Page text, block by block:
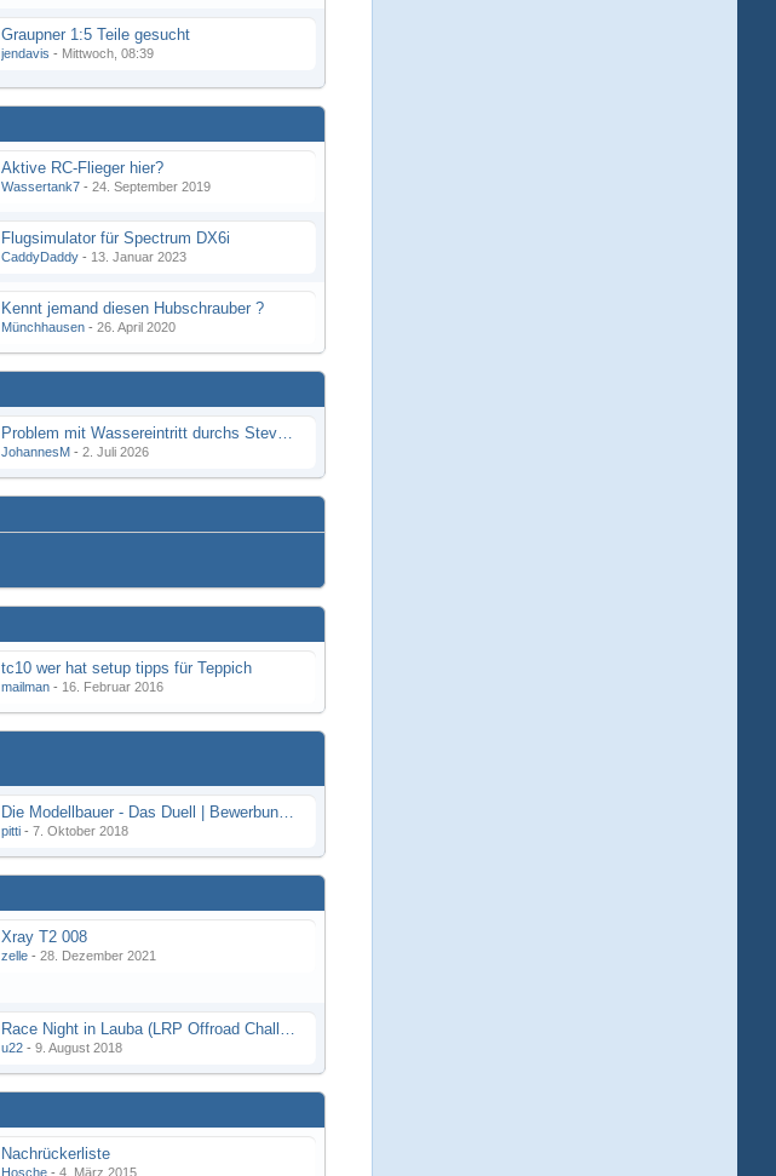
Graupner 1:5 Teile gesucht
jendavis - Mittwoch, 08:39
Aktive RC-Flieger hier?
Wassertank7 - 24. September 2019
Flugsimulator für Spectrum DX6i
CaddyDaddy - 13. Januar 2023
Kennt jemand diesen Hubschrauber ?
Münchhausen - 26. April 2020
Problem mit Wassereintritt durchs Stevenrohr beim Rennboot
JohannesM - 2. Juli 2026
tc10 wer hat setup tipps für Teppich
mailman - 16. Februar 2016
Die Modellbauer - Das Duell | Bewerbung für neue Staffel bei DMAX *Werbung*
pitti - 7. Oktober 2018
Xray T2 008
zelle - 28. Dezember 2021
Race Night in Lauba (LRP Offroad Challenge und freie Klassen) 25/26.08
u22 - 9. August 2018
Nachrückerliste
Hosche - 4. März 2015